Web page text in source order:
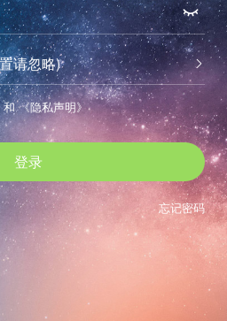


请忽略)
和 《隐私声明》
登录
忘记密码